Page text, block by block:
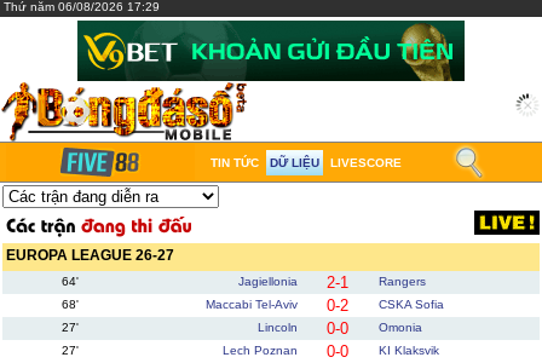
Thứ năm 06/08/2026 17:29
TIN TỨC DỮ LIỆU LIVESCORE
EUROPA LEAGUE 26-27
64' Jagiellonia 2-1
Rangers
68'
Maccabi Tel-Aviv 0-2
CSKA Sofia
27'
Lincoln 0-0
Omonia
27'
Lech Poznan 0-0
KI Klaksvik